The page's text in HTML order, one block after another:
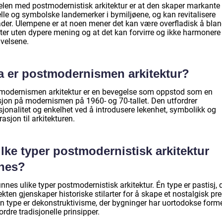
med postmodernistisk arkitektur er at den skaper markante
og symbolske landemerker i bymiljøene, og kan revitalisere
Ulempene er at noen mener det kan være overfladisk å
uten dypere mening og at det kan forvirre og ikke
er postmodernismen arkitektur?
arkitektur er en bevegelse som oppstod som en
på modernismen på 1960- og 70-tallet. Den utfordrer
og enkelhet ved å introdusere lekenhet, symbolikk og
til arkitekturen.
typer postmodernistisk arkitektur
ulike typer postmodernistisk arkitektur. Én type er pastisj,
gjenskaper historiske stilarter for å skape et nostalgisk
type er dekonstruktivisme, der bygninger har uortodokse
tradisjonelle prinsipper.